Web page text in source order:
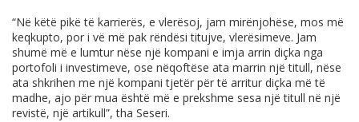
“Në këtë pikë të karrierës, e vlerësoj, jam mirënjohëse, mos më
keqkupto, por i vë më pak rëndësi titujve, vlerësimeve. Jam
shumë më e lumtur nëse një kompani e imja arrin diçka nga
portofoli i investimeve, ose nëqoftëse ata marrin një titull, nëse
ata shkrihen me një kompani tjetër për të arritur diçka më të
madhe, ajo për mua është më e prekshme sesa një titull në një
revistë, një artikull”, tha Seseri.